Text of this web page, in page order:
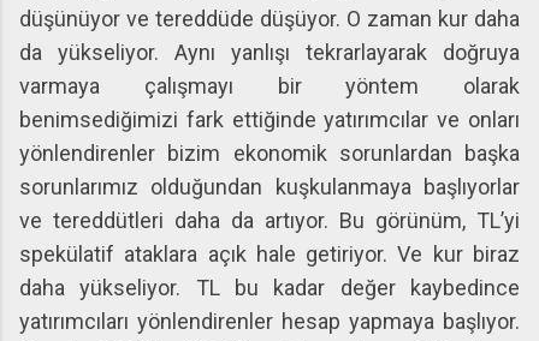
düşünüyor ve tereddüde düşüyor. O zaman kur daha
da yükseliyor. Aynı yanlışı tekrarlayarak doğruya
varmaya çalışmayı bir yöntem olarak
benimsediğimizi fark ettiğinde yatırımcılar ve onları
yönlendirenler bizim ekonomik sorunlardan başka
sorunlarımız olduğundan kuşkulanmaya başlıyorlar
ve tereddütleri daha da artıyor. Bu görünüm, TL’yi
spekülatif ataklara açık hale getiriyor. Ve kur biraz
daha yükseliyor. TL bu kadar değer kaybedince
yatırımcıları yönlendirenler hesap yapmaya başlıyor.